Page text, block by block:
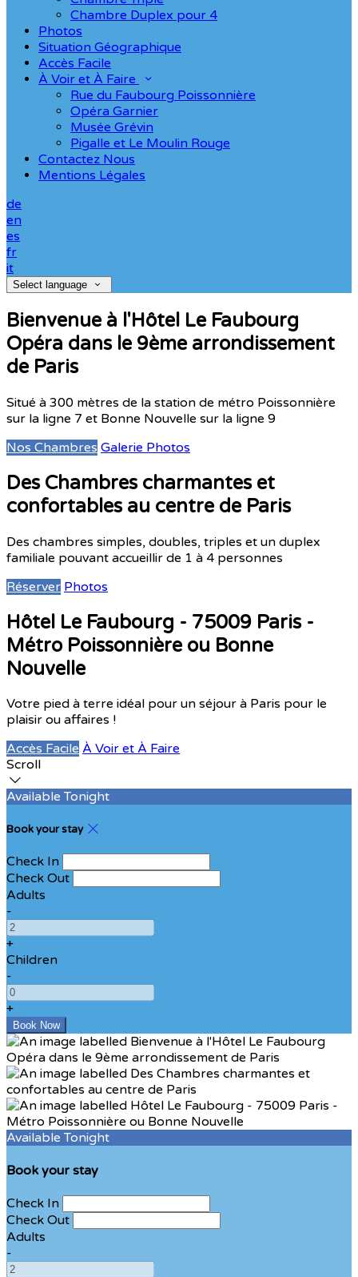
Chambre Duplex pour 4
Photos
Situation Géographique
Accès Facile
À Voir et À Faire
Rue du Faubourg Poissonnière
Opéra Garnier
Musée Grévin
Pigalle et Le Moulin Rouge
Contactez Nous
Mentions Légales
de
en
es
fr
it
Select language
Bienvenue à l'Hôtel Le Faubourg
Opéra dans le 9ème arrondissement
de Paris
Situé à 300 mètres de la station de métro Poissonnière
sur la ligne 7 et Bonne Nouvelle sur la ligne 9
Nos Chambres Galerie Photos
Des Chambres charmantes et
confortables au centre de Paris
Des chambres simples, doubles, triples et un duplex
familiale pouvant accueillir de 1 à 4 personnes
Réserver Photos
Hôtel Le Faubourg - 75009 Paris -
Métro Poissonnière ou Bonne
Nouvelle
Votre pied à terre idéal pour un séjour à Paris pour le
plaisir ou affaires !
Accès Facile À Voir et À Faire
Scroll
Available Tonight
Book your stay
Check In
Check Out
Adults
-
+
Children
-
+
Available Tonight
Book your stay
Check In
Check Out
Adults
-